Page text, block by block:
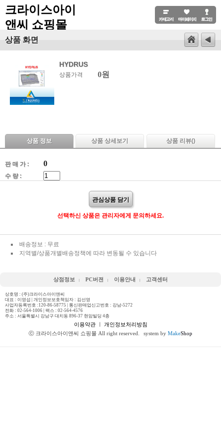
크라이스아이
앤씨 쇼핑몰
상품 화면
HYDRUS
상품가격 0원
상품 정보 상품 상세보기 상품 리뷰()
판 매 가 : 0
수 량 :
관심상품 담기
선택하신 상품은 관리자에게 문의하세요.
배송정보 : 무료
지역별/상품개별배송정책에 따라 변동될 수 있습니다
상점정보 PC버젼 이용안내 고객센터
상호명 : (주)크라이스아이앤씨
대표 : 이영섭 | 개인정보보호책임자 : 김선영
사업자등록번호 :120-86-58775 | 통신판매업신고번호 : 강남-5272
전화 : 02-564-1006 | 팩스 : 02-564-4576
주소 : 서울특별시 강남구 대치동 896-37 현암빌딩 4층
이용약관ㅣ 개인정보처리방침
ⓒ 크라이스아이앤씨 쇼핑몰 All right reserved.
system by MakeShop